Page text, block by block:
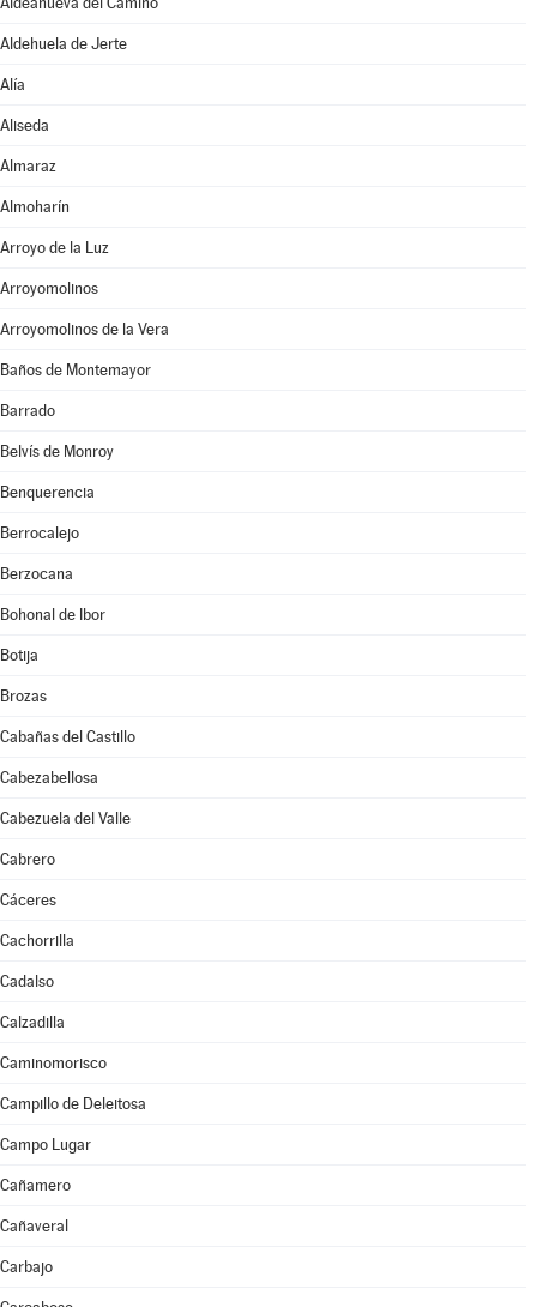
Aldehuela de Jerte
Alía
Aliseda
Almaraz
Almoharín
Arroyo de la Luz
Arroyomolinos
Arroyomolinos de la Vera
Baños de Montemayor
Barrado
Belvís de Monroy
Benquerencia
Berrocalejo
Berzocana
Bohonal de Ibor
Botija
Brozas
Cabañas del Castillo
Cabezabellosa
Cabezuela del Valle
Cabrero
Cáceres
Cachorrilla
Cadalso
Calzadilla
Caminomorisco
Campillo de Deleitosa
Campo Lugar
Cañamero
Cañaveral
Carbajo